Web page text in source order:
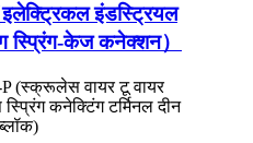
इंडस्ट्रियल
स्प्रिंग-केज कनेक्शन）